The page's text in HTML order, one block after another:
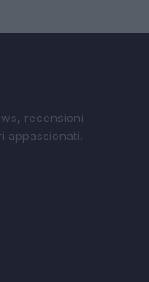
recensioni
appassionati.